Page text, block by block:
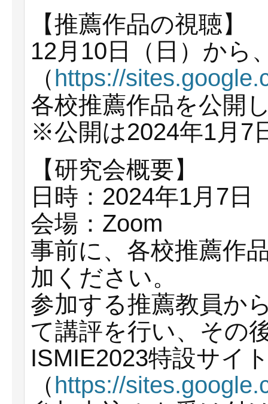
【推薦作品の視聴】
12月10日（日）から
（https://
各校推薦作品を公開
※公開は2024年1月7
【研究会概要】
日時：2024年1月7日
会場：Zoom
事前に、各校推薦作
加ください。
参加する推薦教員か
て講評を行い、その
ISMIE2023特設サイ
（https://